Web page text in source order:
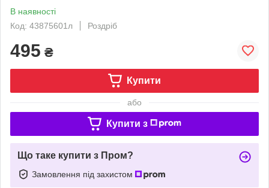
В наявності
Код: 43875601л
Роздріб
495 ₴
Купити
або
Купити з
Що таке купити з Пром?
Замовлення під захистом